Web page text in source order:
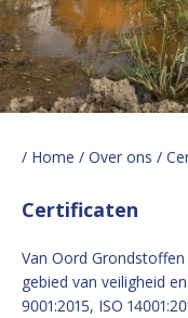
/ Home / Over ons /
Certificaten
Van Oord
gebied van veiligheid
9001:2015, ISO